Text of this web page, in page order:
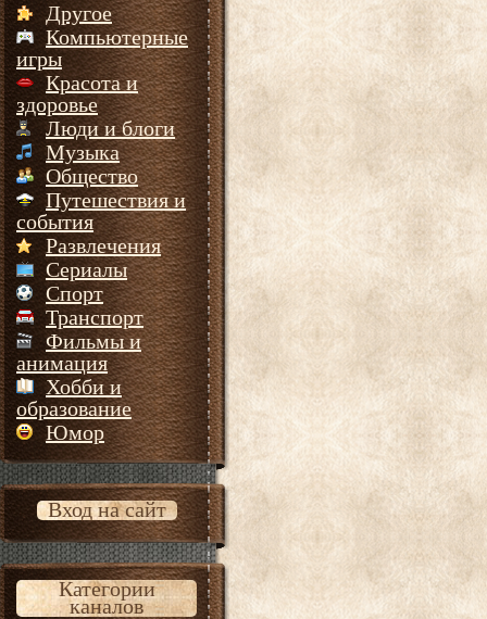
Другое
Компьютерные
игры
Красота и
здоровье
Люди и блоги
Музыка
Общество
Путешествия и
события
Развлечения
Сериалы
Спорт
Транспорт
Фильмы и
анимация
Хобби и
образование
Юмор
Вход на сайт
Категории
каналов